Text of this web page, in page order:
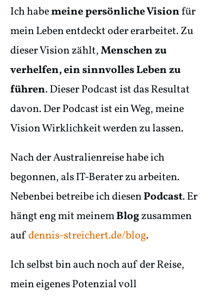
Ich habemeine persönliche Visionfür
mein Leben entdeckt oder erarbeitet. Zu
dieser Vision zählt,Menschen zu
verhelfen, ein sinnvolles Leben zu
führen. Dieser Podcast ist das Resultat
davon. Der Podcast ist ein Weg, meine
Vision Wirklichkeit werden zu lassen.
Nach der Australienreise habe ich
begonnen, als IT-Berater zu arbeiten.
Nebenbei betreibe ich diesenPodcast. Er
hängt eng mit meinemBlogzusammen
aufdennis-streichert.de/blog.
Ich selbst bin auch noch auf der Reise,
mein eigenes Potenzial voll